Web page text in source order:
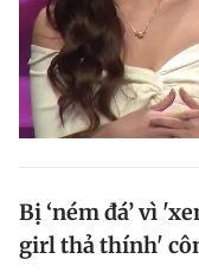
Bị ‘ném đá’ vì
girl thả thính'